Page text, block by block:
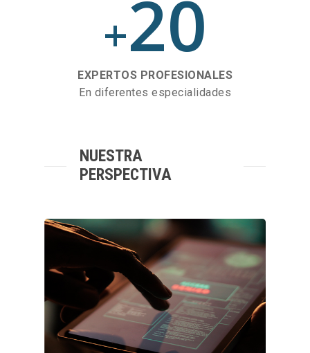
+20
EXPERTOS PROFESIONALES
En diferentes especialidades
NUESTRA
PERSPECTIVA